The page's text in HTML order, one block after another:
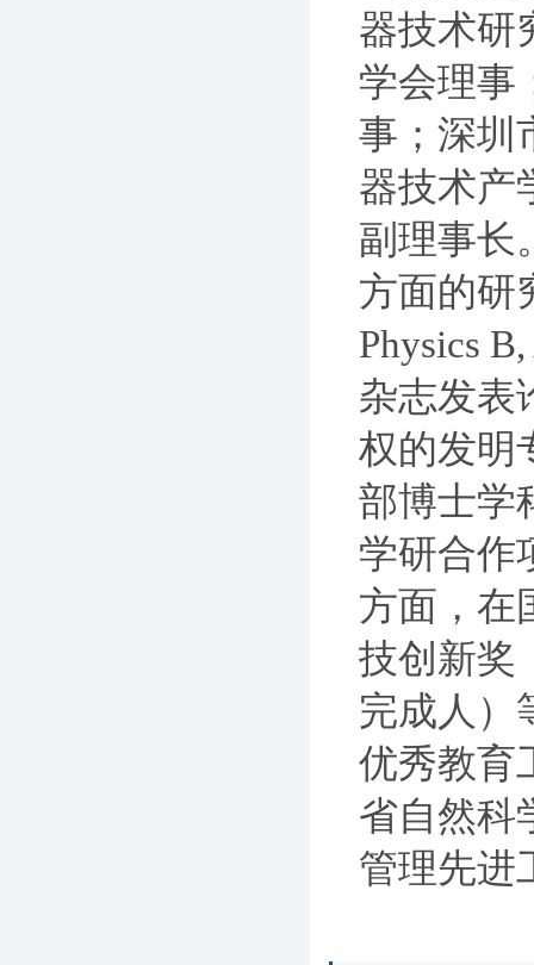
器技术研
学会理事
事；深圳
器技术产
副理事长
方面的研
Physics
杂志发表
权的发明
部博士学
学研合作
方面，在
技创新奖
完成人）
优秀教育
省自然科
管理先进